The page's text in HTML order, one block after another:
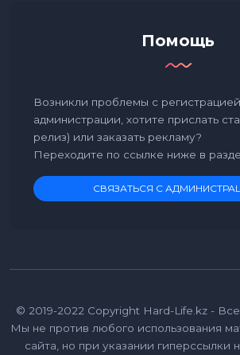
Помощь
Возникли проблемы с
администрации, хотите прислать
релиз) или заказать рекламу?
Переходите по ссылке ниже в
СВЯЗАТЬСЯ С
© 2019-2022 Copyright Hard-Life.kz -
Мы не против любого использования
сайта, но при указании гиперссылки